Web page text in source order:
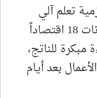
تعلم آلي
لاستخلاص إشارات من بيانات 18 اقتصاداً
مبكرة للناتج،
بعد أيام